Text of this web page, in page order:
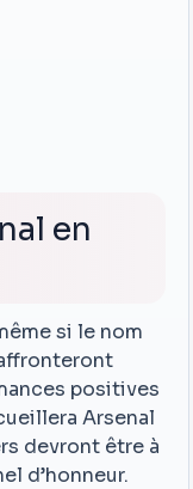
en
si le nom
positives
Arsenal
devront être à
d’honneur.